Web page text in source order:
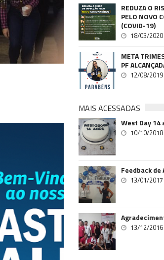
REDUZA O
PELO NOVO
(COVID-19)
18/03/2020
META
PF
12/08/2019
MAIS ACESSADAS
West Day 14
10/10/2018
Feedback de
13/01/2017
13/12/2016